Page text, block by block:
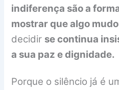
indiferença são a
mostrar que algo
decidir se continua
a sua paz e dignidade.
Porque o silêncio já é